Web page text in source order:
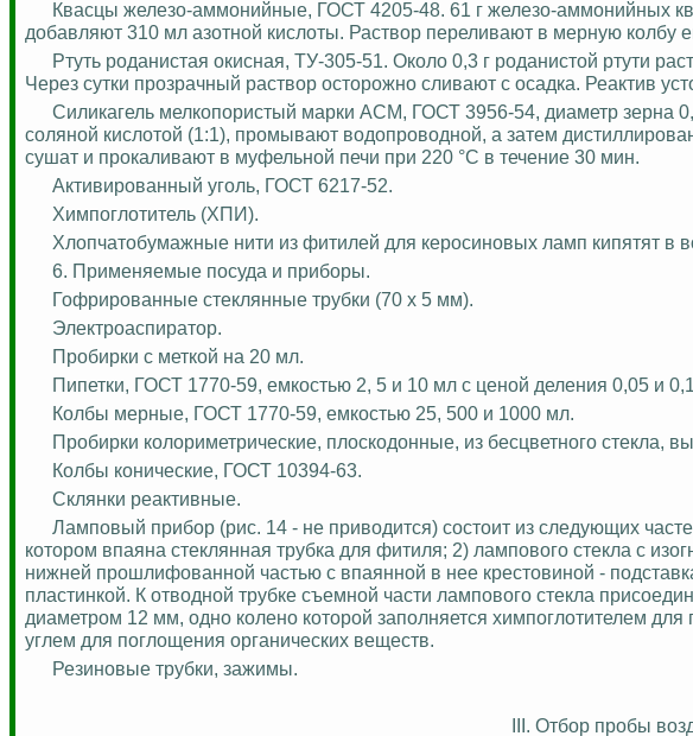
Квасцы железо-аммонийные , ГОСТ 4205-48. 61 г железо-аммонийных
добавляют 310 мл азотной кислоты. Раствор переливают в мерную колбу
Ртуть роданистая окисная, ТУ-305-51. Около 0,3 г роданистой ртути
Через сутки прозрачный раствор осторожно сливают с осадка. Реактив
Силикагель мелкопористый марки АСМ, ГОСТ 3956-54, диаметр зерна
соляной кислотой (1:1), промывают водопроводной, а затем
сушат и прокаливают в муфельной печи при 220 °C в течение 30 мин.
Активированный уголь, ГОСТ 6217-52.
Химпоглотитель (ХПИ).
Хлопчатобумажные нити из фитилей для керосиновых ламп кипятят в
6. Применяемые посуда и приборы.
Гофрированные стеклянные трубки (70 x 5 мм).
Электроаспиратор
Пробирки с меткой на 20 мл.
Пипетки, ГОСТ 1770-59, емкостью 2, 5 и 10 мл с ценой деления 0,05 и
Колбы мерные, ГОСТ 1770-59, емкостью 25, 500 и 1000 мл.
Пробирки колориметрические, плоскодонные, из бесцветного стекла,
Колбы конические, ГОСТ 10394-63.
Склянки реактивные.
Ламповый прибор (рис. 14 - не приводится) состоит из следующих
котором впаяна стеклянная трубка для фитиля; 2) лампового стекла с
нижней прошлифованной частью с впаянной в нее крестовиной -
пластинкой. К отводной трубке съемной части лампового стекла
диаметром 12 мм, одно колено которой заполняется химпоглотителем для
углем для поглощения органических веществ.
Резиновые трубки, зажимы.
III. Отбор пробы